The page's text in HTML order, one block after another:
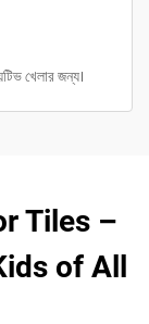
খেলার জন্য।
Tiles –
of All